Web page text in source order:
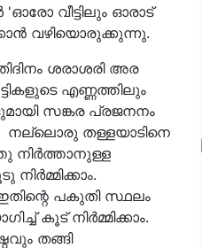
വീട്ടിലും ഓരാട്
വഴിയൊരുക്കുന്നു.
ശരാശരി അര
എണ്ണത്തിലും
സങ്കര പ്രജനനം
നല്ലൊരു തള്ളയാടിനെ
നിര്‍ത്താനുള്ള
പകുതി സ്ഥലം
കൂട് നിര്‍മ്മിക്കാം.
തങ്ങി